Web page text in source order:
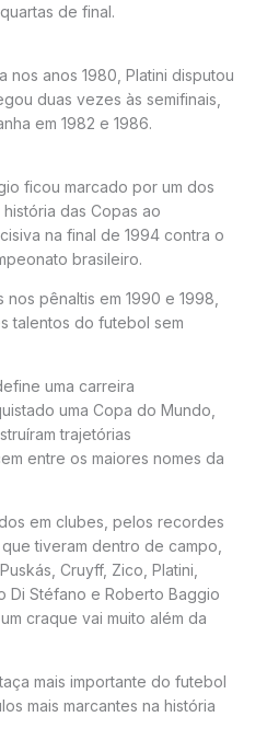
de final.
nos anos 1980, Platini disputou
duas vezes às semifinais,
em 1982 e 1986.
ficou marcado por um dos
das Copas ao
na final de 1994 contra o
brasileiro.
pênaltis em 1990 e 1998,
talentos do futebol sem
uma carreira
uma Copa do Mundo,
trajetórias
entre os maiores nomes da
em clubes, pelos recordes
tiveram dentro de campo,
Cruyff, Zico, Platini,
Di Stéfano e Roberto Baggio
craque vai muito além da
mais importante do futebol
mais marcantes na história